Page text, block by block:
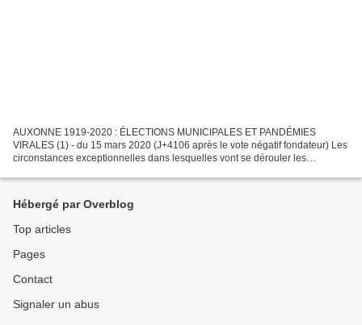
AUXONNE 1919-2020 : ÉLECTIONS MUNICIPALES ET PANDÉMIES
VIRALES (1) - du 15 mars 2020 (J+4106 après le vote négatif fondateur) Les
circonstances exceptionnelles dans lesquelles vont se dérouler les
Hébergé par Overblog
Top articles
Pages
Contact
Signaler un abus